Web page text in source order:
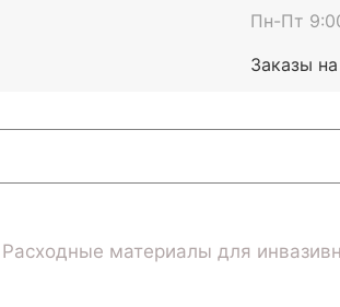
Пн-Пт
Заказы
Расходные материалы для